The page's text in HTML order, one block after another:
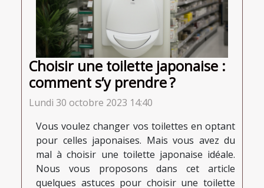
Choisir une toilette japonaise :
comment s’y prendre ?
Lundi 30 octobre 2023 14:40
Vous voulez changer vos toilettes en optant
pour celles japonaises. Mais vous avez du
mal à choisir une toilette japonaise idéale.
Nous vous proposons dans cet article
quelques astuces pour choisir une toilette